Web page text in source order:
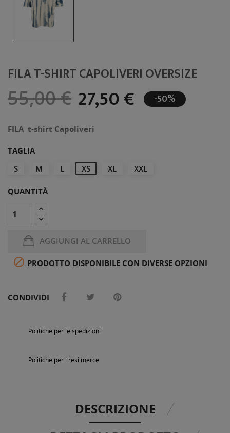
FILA T-SHIRT CAPOLIVERI OVERSIZE
55,00 € 27,50 € -50%
FILA t-shirt Capoliveri
TAGLIA
S
M L XS XL XXL
QUANTITÀ
AGGIUNGI AL CARRELLO
 PRODOTTO DISPONIBILE CON DIVERSE OPZIONI
CONDIVIDI
Politiche per le spedizioni
Politiche per i resi merce
DESCRIZIONE